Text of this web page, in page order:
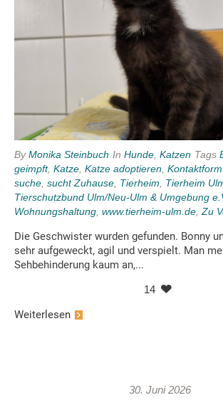
ByMonika Steinbuch In Hunde, Katzen Tags
geimpft, Katze, Katze adoptieren,
suche, sucht Zuhause, Tierheim, Tierheim
Tierschutzbund Ulm/Neu-Ulm & Umgebung
Wohnungshaltung, www.tierheim-ulm.de,Zu
Die Geschwister wurden gefunden. Bonny
sehr aufgeweckt, agil und verspielt. Man
Sehbehinderung kaum an,...
14
Weiterlesen
30. Juni 2026